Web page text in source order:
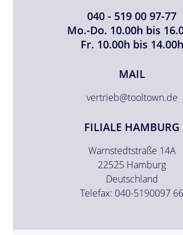
040 - 519 00 97-77
Mo.-Do. 10.00h bis
Fr. 10.00h bis 14.00h
MAIL
vertrieb@tooltown.de
FILIALE HAMBURG
Warnstedtstraße 14A
22525 Hamburg
Deutschland
Telefax: 040-5190097 66